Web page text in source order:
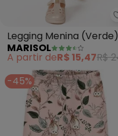
Legging Menina (Verde)
MARISOL
A partir deR$ 15,47R$
-45%